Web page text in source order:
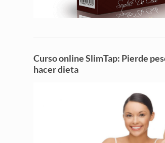
Curso online SlimTap: Pierde
hacer dieta